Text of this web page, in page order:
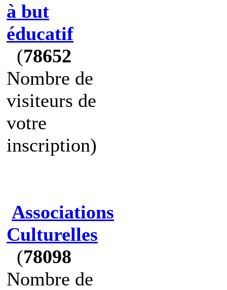
à but
éducatif
(78652
Nombre de
visiteurs de
votre
inscription)
Associations
Culturelles
(78098
Nombre de